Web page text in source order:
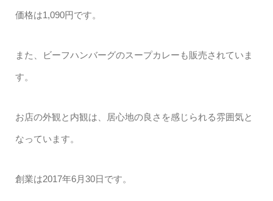
価格は1,090円です。
また、ビーフハンバーグのスープカレーも販売されていま
す。
お店の外観と内観は、居心地の良さを感じられる雰囲気と
なっています。
創業は2017年6月30日です。